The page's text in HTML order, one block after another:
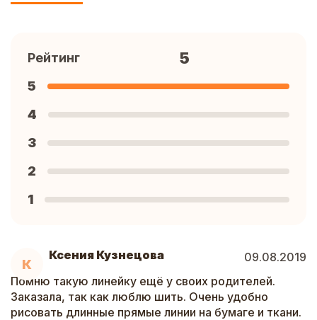
К
Ксения Кузнецова
09.08.2019
Помню такую линейку ещё у своих родителей.
Заказала, так как люблю шить. Очень удобно
рисовать длинные прямые линии на бумаге и ткани.
Рейтинг 5
5
4
3
2
1